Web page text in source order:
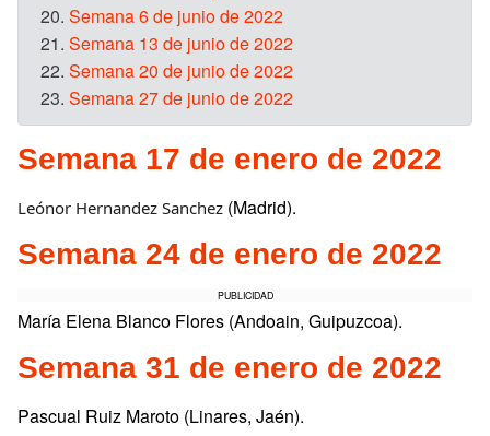
20. Semana 6 de junio de 2022
21. Semana 13 de junio de 2022
22. Semana 20 de junio de 2022
23. Semana 27 de junio de 2022
Semana 17 de enero de 2022
Leónor Hernandez Sanchez (Madrid).
Semana 24 de enero de 2022
PUBLICIDAD
María Elena Blanco Flores (Andoain, Guipuzcoa).
Semana 31 de enero de 2022
Pascual Ruiz Maroto (Linares, Jaén).